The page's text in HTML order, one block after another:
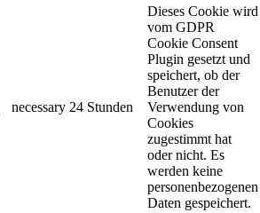
necessary 24 Stunden
Dieses Cookie wird
vom GDPR
Cookie Consent
Plugin gesetzt und
speichert, ob der
Benutzer der
Verwendung von
Cookies
zugestimmt hat
oder nicht. Es
werden keine
personenbezogenen
Daten gespeichert.